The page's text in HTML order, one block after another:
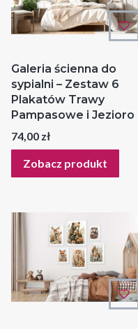
Galeria ścienna do
sypialni – Zestaw 6
Plakatów Trawy
Pampasowe i Jezioro
Cena
74,00 zł
Zobacz produkt